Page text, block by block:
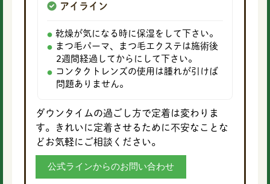
アイライン
乾燥が気になる時に保湿をして下さい。
まつ毛パーマ、まつ毛エクステは施術後
2週間経過してからにして下さい。
コンタクトレンズの使用は腫れが引けば
問題ありません。
ダウンタイムの過ごし方で定着は変わりま
す。きれいに定着させるために不安なことな
どお気軽にご相談ください。
公式ラインからのお問い合わせ